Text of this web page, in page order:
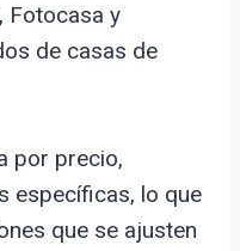
Fotocasa y
de casas de
por precio,
específicas, lo que
que se ajusten